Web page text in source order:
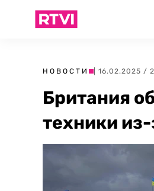
НОВОСТИ | 16.02.2025 /
Британия
техники